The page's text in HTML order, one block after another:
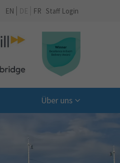
Staff Login
EN DE FR
Über uns